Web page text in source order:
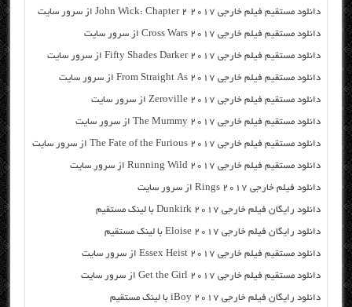
دانلود مستقیم فیلم خارجی John Wick: Chapter 2 2017 از سرور سایت
دانلود مستقیم فیلم خارجی Cross Wars 2017 از سرور سایت
دانلود مستقیم فیلم خارجی Fifty Shades Darker 2017 از سرور سایت
دانلود مستقیم فیلم خارجی From Straight As 2017 از سرور سایت
دانلود مستقیم فیلم خارجی Zeroville 2017 از سرور سایت
دانلود مستقیم فیلم خارجی The Mummy 2017 از سرور سایت
دانلود مستقیم فیلم خارجی The Fate of the Furious 2017 از سرور سایت
دانلود مستقیم فیلم خارجی Running Wild 2017 از سرور سایت
دانلود فیلم خارجی Rings 2017 از سرور سایت
دانلود رایگان فیلم خارجی Dunkirk 2017 با لینک مستقیم
دانلود رایگان فیلم خارجی Eloise 2017 با لینک مستقیم
دانلود مستقیم فیلم خارجی Essex Heist 2017 از سرور سایت
دانلود مستقیم فیلم خارجی Get the Girl 2017 از سرور سایت
دانلود رایگان فیلم خارجی iBoy 2017 با لینک مستقیم